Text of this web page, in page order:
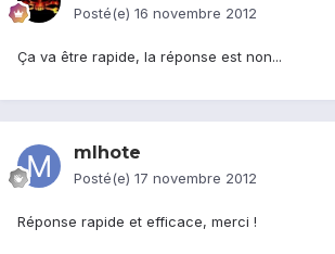
Posté(e) 16 novembre 2012
Ça va être rapide, la réponse est non...
mlhote
Posté(e) 17 novembre 2012
Réponse rapide et efficace, merci !